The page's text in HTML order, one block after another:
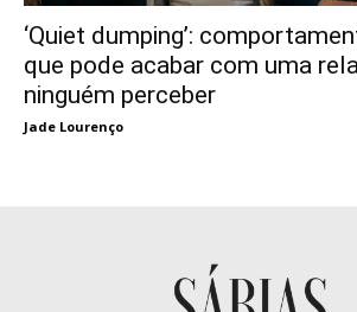
‘Quiet dumping’:
que pode acabar com uma
ninguém perceber
Jade Lourenço